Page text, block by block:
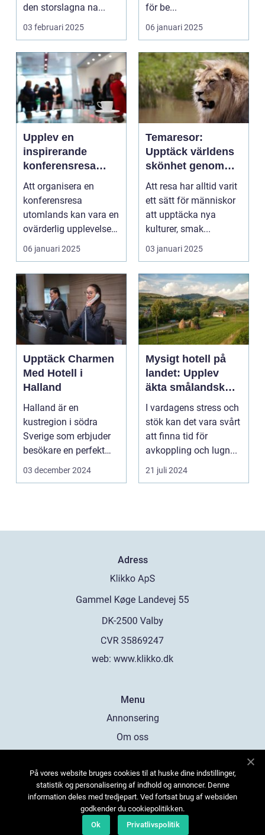
den storslagna na...
03 februari 2025
för be...
06 januari 2025
Upplev en
inspirerande
konferensresa
utomlands
Att organisera en
konferensresa
utomlands kan vara en
ovärderlig upplevelse
för föret...
06 januari 2025
Temaresor:
Upptäck världens
skönhet genom
specialiserade
resor
Att resa har alltid varit
ett sätt för människor
att upptäcka nya
kulturer, smak...
03 januari 2025
Upptäck Charmen
Med Hotell i
Halland
Halland är en
kustregion i södra
Sverige som erbjuder
besökare en perfekt
blandning a...
03 december 2024
Mysigt hotell på
landet: Upplev
äkta smålandsk
charm på
smålandstorpet
I vardagens stress och
stök kan det vara svårt
att finna tid för
avkoppling och lugn...
21 juli 2024
Adress
web: www.klikko.dk
Menu
Annonsering
Om oss
Kontakta oss
Sitemap
På vores website bruges cookies til at huske dine indstillinger,
statistik og personalisering af indhold og annoncer. Denne
information deles med tredjepart. Ved fortsat brug af websiden
godkender du cookiepolitikken.
Ok
Privatlivspolitik